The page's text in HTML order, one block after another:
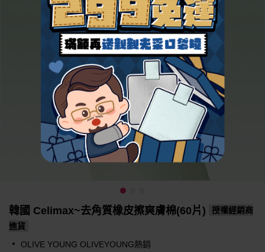
韓國 Celimax~去角質橡皮擦爽膚棉(60片)
授權經銷商
進貨
OLIVE YOUNG OLIVEYOUNG熱銷